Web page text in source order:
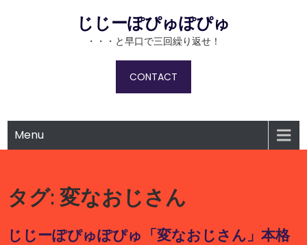
じじーぽぴゅぽぴゅ
・・・と早口で三回繰り返せ！
CONTACT
Menu
タグ:変なおじさん
じじーぽぴゅぽぴゅ「変なおじさん」本格